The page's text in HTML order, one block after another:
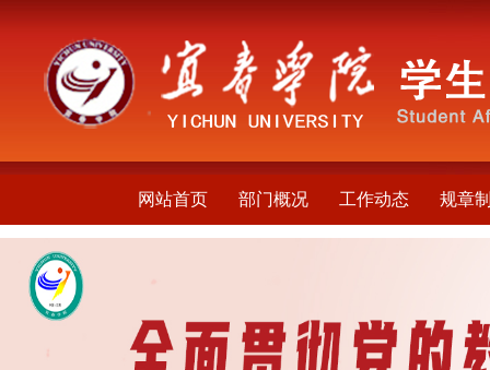
网站首页 部门概况 工作动态 规章